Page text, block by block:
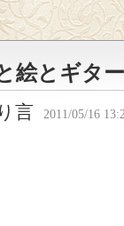
絵とギター
言 2011/05/16